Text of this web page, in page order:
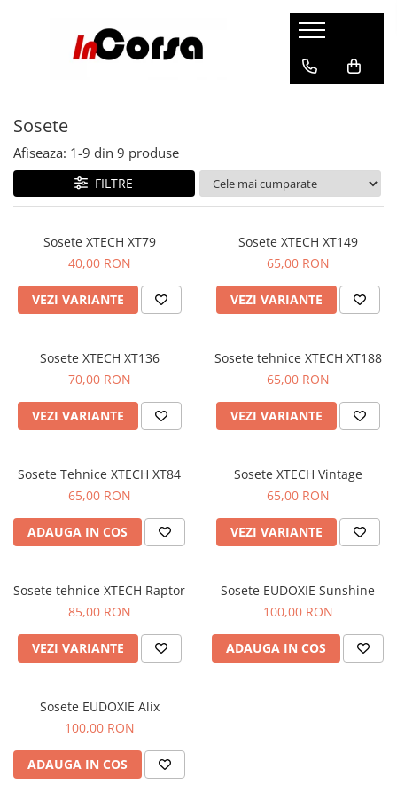
Echipamente Moto
Casti
Geci si Jachete
Pantaloni
Imbracaminte Functionala
Manusi
Protectii
Femei
Geci si Jachete
Pantaloni
Imbracaminte Functionala
Ghete si Cizme
Accesorii
GIRL POWER
Cadouri
Accesorii Moto
CARDO SYSTEMS
Utile
Antifurt
Genti moto
Rezervor
Impermeabile
Piese fixare
Accesorii
Placi fixare
Chei si butuci
Suporturi telefon
Huse Moto
Accesorii moto
Deflectoare
Proiectoare
Echipamente Sportive
Barbati
Femei
Copii
Ciclism si Alergare
Barbati
Outdoor
Barbati
Copii
Snowboard/Ski
Geci si imbracaminte termica
Casti Snowboard/Ski
Streetwear
Sosete
Manusi
Accesorii
Geci
Femei
Manusi
Accesorii
Incaltaminte
Imbracaminte
Copii
Cadouri
Incorsa
Despre noi
Livrare
Retur
Sosete
Afiseaza: 1-9 din 9 produse
FILTRE
Sosete XTECH XT79
40,00 RON
VEZI VARIANTE
Sosete XTECH XT149
65,00 RON
VEZI VARIANTE
Sosete XTECH XT136
70,00 RON
VEZI VARIANTE
Sosete tehnice XTECH XT188
65,00 RON
VEZI VARIANTE
Sosete Tehnice XTECH XT84
65,00 RON
ADAUGA IN COS
Sosete XTECH Vintage
65,00 RON
VEZI VARIANTE
Sosete tehnice XTECH Raptor
85,00 RON
VEZI VARIANTE
Sosete EUDOXIE Sunshine
100,00 RON
ADAUGA IN COS
Sosete EUDOXIE Alix
100,00 RON
ADAUGA IN COS